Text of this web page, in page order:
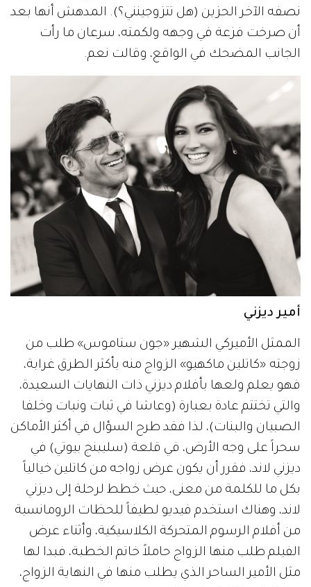
نصفه الآخر الحزين (هل تتزوجينني؟). المدهش أنها بعد
أن صرخت فزعة في وجهه ولكمته، سرعان ما رأت
الجانب المضحك في الواقع، وقالت نعم.
أمير ديزني
الممثل الأميركي الشهير «جون ستاموس» طلب من
زوجته «كاتلين ماكهيو» الزواج منه بأكثر الطرق غرابة،
فهو يعلم ولعها بأفلام ديزني ذات النهايات السعيدة،
والتي تختتم عادة بعبارة (وعاشا في ثبات ونبات وخلفا
الصبيان والبنات)، لذا فقد طرح السؤال في أكثر الأماكن
سحراً على وجه الأرض، في قلعة (سليبنج بيوتي) في
ديزني لاند، فقرر أن يكون عرض زواجه من كاتلين خيالياً
بكل ما للكلمة من معنى، حيث خطط لرحلة إلى ديزني
لاند، وهناك استخدم فيديو لطيفاً للحظات الرومانسية
من أفلام الرسوم المتحركة الكلاسيكية، وأثناء عرض
الفيلم طلب منها الزواج حاملاً خاتم الخطبة، فبدا لها
مثل الأمير الساحر الذي يطلب منها في النهاية الزواج،